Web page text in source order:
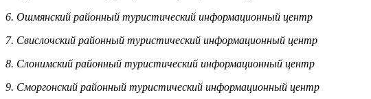
6. Ошмянский районный туристический информационный центр
7. Свислочский районный туристический информационный центр
8. Слонимский районный туристический информационный центр
9. Сморгонский районный туристический информационный центр